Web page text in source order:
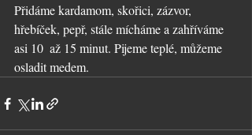
Přidáme kardamom, skořici, zázvor,
hřebíček, pepř, stále mícháme a zahříváme
asi 10  až 15 minut. Pijeme teplé, můžeme
osladit medem.